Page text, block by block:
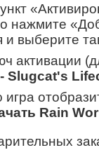
нажмите
и выберите
активации
Slugcat's
игра
Rain